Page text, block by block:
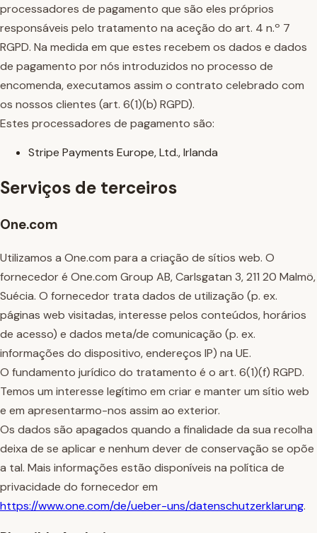
processadores de pagamento que são eles próprios
responsáveis pelo tratamento na aceção do art. 4 n.º 7
RGPD. Na medida em que estes recebem os dados e dados
de pagamento por nós introduzidos no processo de
encomenda, executamos assim o contrato celebrado com
os nossos clientes (art. 6(1)(b) RGPD).
Estes processadores de pagamento são:
Stripe Payments Europe, Ltd., Irlanda
Serviços de terceiros
One.com
Utilizamos a One.com para a criação de sítios web. O
fornecedor é One.com Group AB, Carlsgatan 3, 211 20 Malmö,
Suécia. O fornecedor trata dados de utilização (p. ex.
páginas web visitadas, interesse pelos conteúdos, horários
de acesso) e dados meta/de comunicação (p. ex.
informações do dispositivo, endereços IP) na UE.
O fundamento jurídico do tratamento é o art. 6(1)(f) RGPD.
Temos um interesse legítimo em criar e manter um sítio web
e em apresentarmo-nos assim ao exterior.
Os dados são apagados quando a finalidade da sua recolha
deixa de se aplicar e nenhum dever de conservação se opõe
a tal. Mais informações estão disponíveis na política de
privacidade do fornecedor em
https://www.one.com/de/ueber-uns/datenschutzerklarung.